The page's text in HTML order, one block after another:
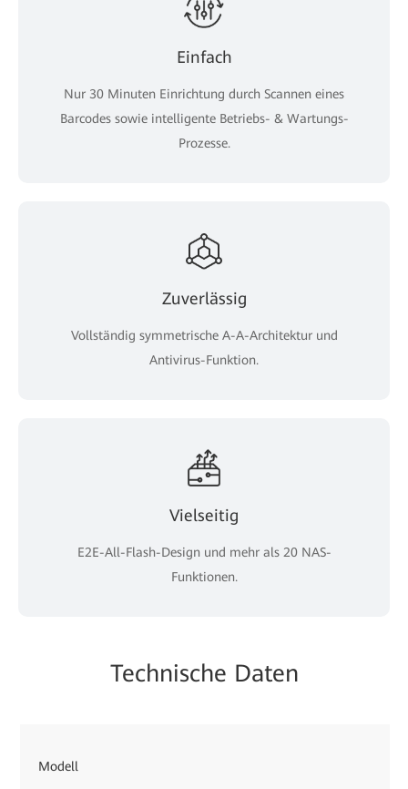
Einfach
Nur 30 Minuten Einrichtung durch Scannen eines
Barcodes sowie intelligente Betriebs- & Wartungs-
Prozesse.
Zuverlässig
Vollständig symmetrische A-A-Architektur und
Antivirus-Funktion.
Vielseitig
E2E-All-Flash-Design und mehr als 20 NAS-
Funktionen.
Technische Daten
Modell